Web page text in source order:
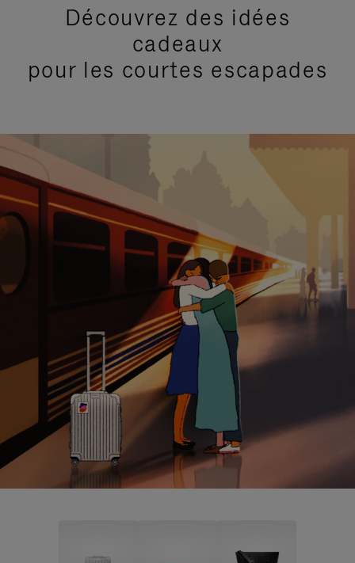
Découvrez des idées
cadeaux
pour les courtes escapades